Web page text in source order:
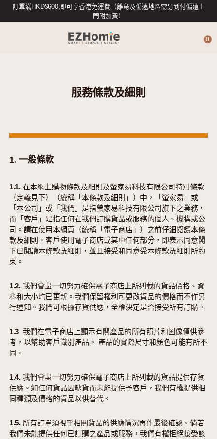
訂單滿HKD$600,即可享香港免運費（離島及偏遠地區需另到付偏遠上
門附加費）
智能入戶
智能家居配件
促銷
0
服務條款及細則
1. 一般條款
1.1. 在本網上購物條款及細則及螢家易科技有限公司特別條款
（定義見下）（統稱「本條款及細則」）中，「螢家易」或
「本公司」或「我們」是指螢家易科技有限公司旗下之業務，
而「客戶」是指任何在我們訂購貨品或服務的個人、機構或公
司。請在使用本網頁（統稱「電子商店」）之前仔細閱讀本條
款及細則。客戶使用電子商店或其中任何部分，即表示同意閣
下已閱讀本條款及細則，並且接受和同意受本條款及細則所約
束。
1.2. 我們會盡一切努力確保電子商店上所列載的貨品價格、資
料和大小均已更新。我們保留權利可更改貨品的價格而不作另
行通知。我們可根據存貨供應，全權決定是否接受所有訂購。
1.3 我們在電子商店上顯示有關產品的所有照片和圖像僅供參
考，以幫助客戶識別產品。 產品的實際尺寸和顏色可能有所不
同。
1.4. 我們會盡一切努力確保電子商店上所列載的貨品提供存貨
供應。如任何貨品因缺貨而未能提供予客戶，我們有權提供相
同種類及價格的貨品以供替代。
1.5. 所有訂單須視乎相關貨品的供應情況再作最後確認。倘若
我們未能提供任何已訂購之產品或服務，我們有權拒絕接受該